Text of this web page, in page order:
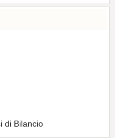
di Bilancio